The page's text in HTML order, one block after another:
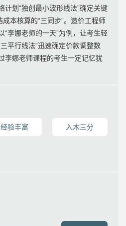
计划“独创最小波形线法”确定关键
成本核算的“三同步”。造价工程师
“李娜老师的一天”为例，让考生轻
平行线法”迅速确定价款调整数
李娜老师课程的考生一定记忆犹
经验丰富 入木三分